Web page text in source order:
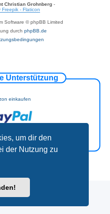
um dir den
der Nutzung zu
Christian Grohnberg-
- Flaticon
Software © phpBB Limited
durch phpBB.de
Unterstützung